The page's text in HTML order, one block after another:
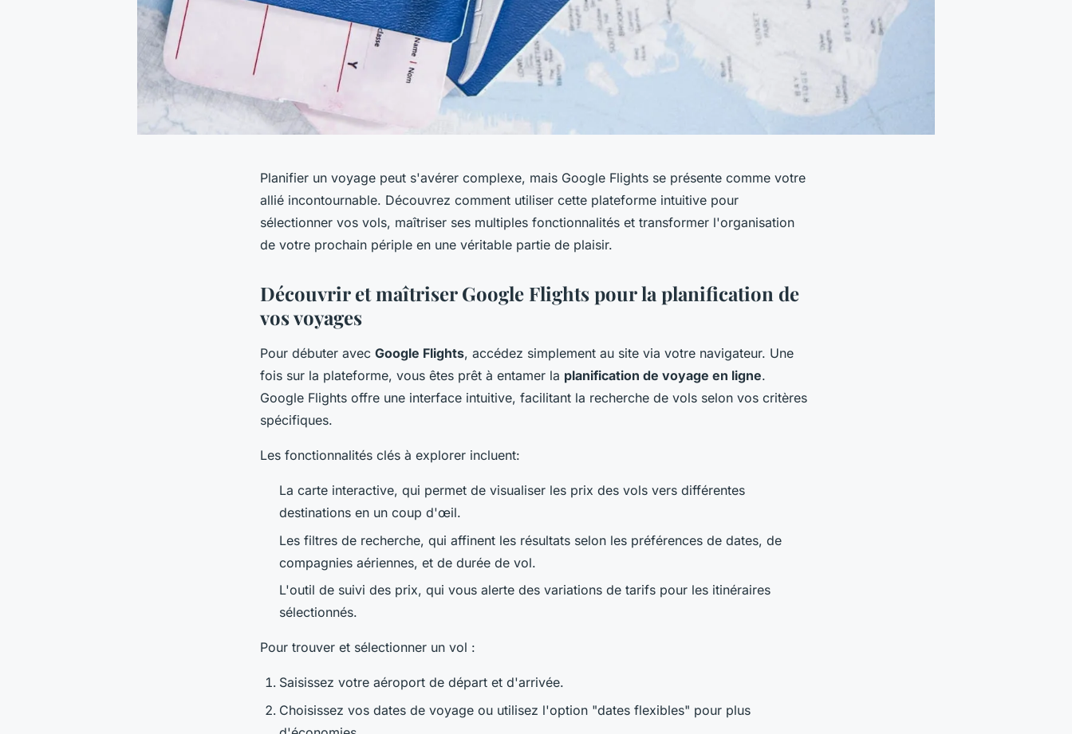
Planifier un voyage peut s'avérer complexe, mais Google Flights se présente comme votre
allié incontournable. Découvrez comment utiliser cette plateforme intuitive pour
sélectionner vos vols, maîtriser ses multiples fonctionnalités et transformer l'organisation
de votre prochain périple en une véritable partie de plaisir.
Découvrir et maîtriser Google Flights pour la planification de
vos voyages
Pour débuter avec Google Flights, accédez simplement au site via votre navigateur. Une
fois sur la plateforme, vous êtes prêt à entamer la planification de voyage en ligne.
Google Flights offre une interface intuitive, facilitant la recherche de vols selon vos critères
spécifiques.
Les fonctionnalités clés à explorer incluent:
La carte interactive, qui permet de visualiser les prix des vols vers différentes
destinations en un coup d'œil.
Les filtres de recherche, qui affinent les résultats selon les préférences de dates, de
compagnies aériennes, et de durée de vol.
L'outil de suivi des prix, qui vous alerte des variations de tarifs pour les itinéraires
sélectionnés.
Pour trouver et sélectionner un vol :
Saisissez votre aéroport de départ et d'arrivée.
Choisissez vos dates de voyage ou utilisez l'option "dates flexibles" pour plus